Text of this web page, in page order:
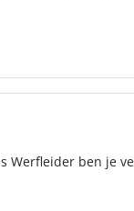
Werfleider ben je